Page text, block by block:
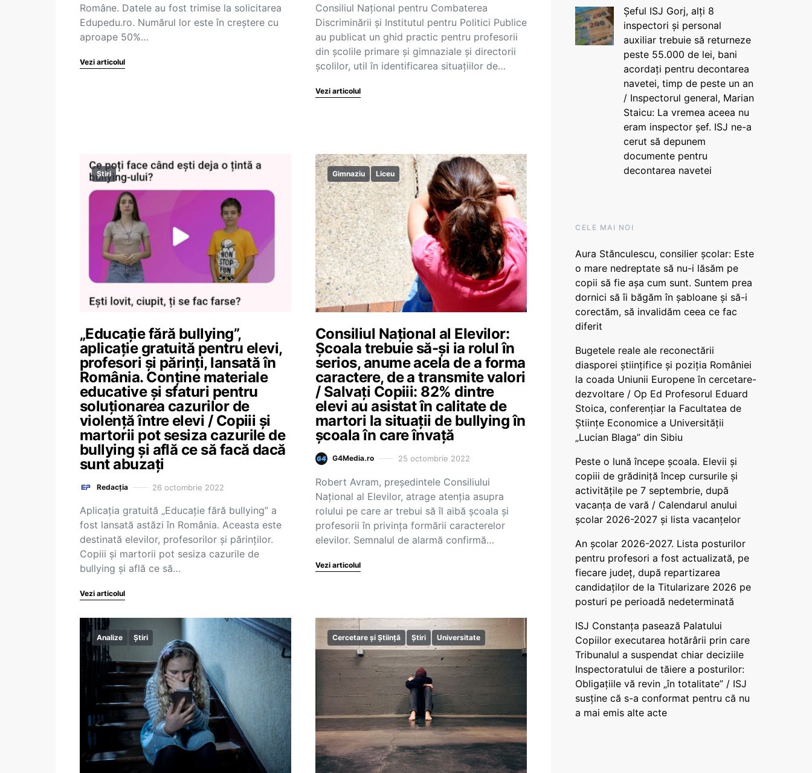
Române. Datele au fost trimise la solicitarea
Edupedu.ro. Numărul lor este în creștere cu
aproape 50%…
Vezi articolul
Consiliul Național pentru Combaterea
Discriminării și Institutul pentru Politici Publice
au publicat un ghid practic pentru profesorii
din școlile primare și gimnaziale și directorii
școlilor, util în identificarea situațiilor de…
Vezi articolul
Știri
„Educație fără bullying”,
aplicație gratuită pentru elevi,
profesori și părinți, lansată în
România. Conține materiale
educative și sfaturi pentru
soluționarea cazurilor de
violență între elevi / Copiii și
martorii pot sesiza cazurile de
bullying și află ce să facă dacă
sunt abuzați
Redacția 26 octombrie 2022
Aplicația gratuită „Educație fără bullying” a
fost lansată astăzi în România. Aceasta este
destinată elevilor, profesorilor și părinților.
Copiii și martorii pot sesiza cazurile de
bullying și află ce să…
Vezi articolul
Gimnaziu Liceu
Consiliul Național al Elevilor:
Școala trebuie să-și ia rolul în
serios, anume acela de a forma
caractere, de a transmite valori
/ Salvați Copiii: 82% dintre
elevi au asistat în calitate de
martori la situaţii de bullying în
şcoala în care învaţă
G4Media.ro 25 octombrie 2022
Robert Avram, președintele Consiliului
Național al Elevilor, atrage atenția asupra
rolului pe care ar trebui să îl aibă școala și
profesorii în privința formării caracterelor
elevilor. Semnalul de alarmă confirmă…
Vezi articolul
Analize Știri Cercetare și Știință Știri Universitate
Șeful ISJ Gorj, alți 8
inspectori și personal
auxiliar trebuie să returneze
peste 55.000 de lei, bani
acordați pentru decontarea
navetei, timp de peste un an
/ Inspectorul general, Marian
Staicu: La vremea aceea nu
eram inspector șef. ISJ ne-a
cerut să depunem
documente pentru
decontarea navetei
CELE MAI NOI
Aura Stănculescu, consilier școlar: Este
o mare nedreptate să nu-i lăsăm pe
copii să fie așa cum sunt. Suntem prea
dornici să îi băgăm în șabloane și să-i
corectăm, să invalidăm ceea ce fac
diferit
Bugetele reale ale reconectării
diasporei științifice și poziția României
la coada Uniunii Europene în cercetare-
dezvoltare / Op Ed Profesorul Eduard
Stoica, conferențiar la Facultatea de
Științe Economice a Universității
„Lucian Blaga” din Sibiu
Peste o lună începe școala. Elevii și
copiii de grădiniță încep cursurile și
activitățile pe 7 septembrie, după
vacanța de vară / Calendarul anului
școlar 2026-2027 și lista vacanțelor
An școlar 2026-2027. Lista posturilor
pentru profesori a fost actualizată, pe
fiecare județ, după repartizarea
candidaților de la Titularizare 2026 pe
posturi pe perioadă nedeterminată
ISJ Constanța pasează Palatului
Copiilor executarea hotărârii prin care
Tribunalul a suspendat chiar deciziile
Inspectoratului de tăiere a posturilor:
Obligațiile vă revin „în totalitate” / ISJ
susține că s-a conformat pentru că nu
a mai emis alte acte